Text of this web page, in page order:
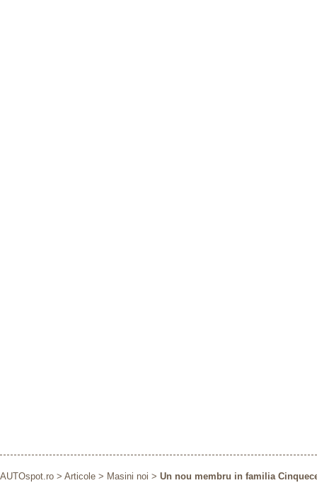
AUTOspot.ro > Articole > Masini noi > Un nou membru in familia